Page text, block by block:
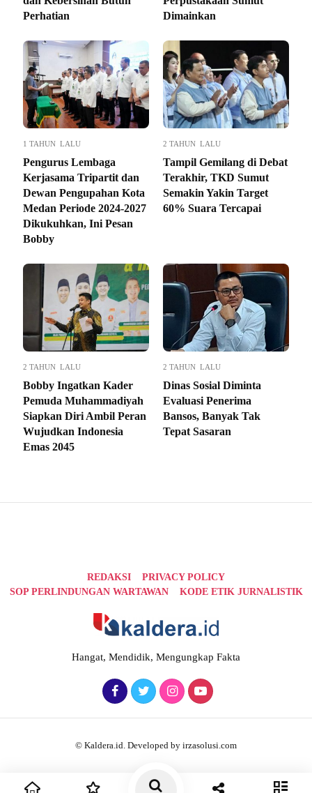
Perhatian
Dimainkan
1 TAHUN LALU
Pengurus Lembaga
Kerjasama Tripartit dan
Dewan Pengupahan Kota
Medan Periode 2024-2027
Dikukuhkan, Ini Pesan
Bobby
2 TAHUN LALU
Tampil Gemilang di Debat
Terakhir, TKD Sumut
Semakin Yakin Target
60% Suara Tercapai
2 TAHUN LALU
Bobby Ingatkan Kader
Pemuda Muhammadiyah
Siapkan Diri Ambil Peran
Wujudkan Indonesia
Emas 2045
2 TAHUN LALU
Dinas Sosial Diminta
Evaluasi Penerima
Bansos, Banyak Tak
Tepat Sasaran
REDAKSI
PRIVACY POLICY
SOP PERLINDUNGAN WARTAWAN
KODE ETIK JURNALISTIK
Hangat, Mendidik, Mengungkap Fakta
© Kaldera.id. Developed by irzasolusi.com